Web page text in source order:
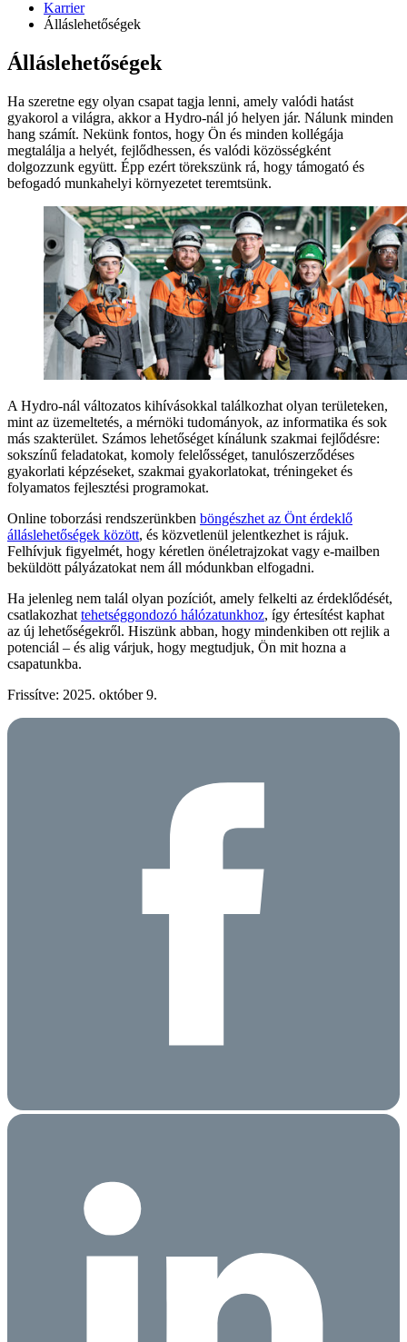
Karrier
Álláslehetőségek
Álláslehetőségek
Ha szeretne egy olyan csapat tagja lenni, amely valódi hatást
gyakorol a világra, akkor a Hydro-nál jó helyen jár. Nálunk minden
hang számít. Nekünk fontos, hogy Ön és minden kollégája
megtalálja a helyét, fejlődhessen, és valódi közösségként
dolgozzunk együtt. Épp ezért törekszünk rá, hogy támogató és
befogadó munkahelyi környezetet teremtsünk.
A Hydro-nál változatos kihívásokkal találkozhat olyan területeken,
mint az üzemeltetés, a mérnöki tudományok, az informatika és sok
más szakterület. Számos lehetőséget kínálunk szakmai fejlődésre:
sokszínű feladatokat, komoly felelősséget, tanulószerződéses
gyakorlati képzéseket, szakmai gyakorlatokat, tréningeket és
folyamatos fejlesztési programokat.
Online toborzási rendszerünkben böngészhet az Önt érdeklő
álláslehetőségek között, és közvetlenül jelentkezhet is rájuk.
Felhívjuk figyelmét, hogy kéretlen önéletrajzokat vagy e-mailben
beküldött pályázatokat nem áll módunkban elfogadni.
Ha jelenleg nem talál olyan pozíciót, amely felkelti az érdeklődését,
csatlakozhat tehetséggondozó hálózatunkhoz, így értesítést kaphat
az új lehetőségekről. Hiszünk abban, hogy mindenkiben ott rejlik a
potenciál – és alig várjuk, hogy megtudjuk, Ön mit hozna a
csapatunkba.
Frissítve: 2025. október 9.